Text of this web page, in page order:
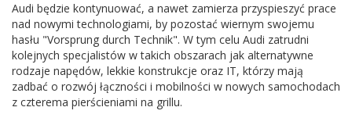
Audi będzie kontynuować, a nawet zamierza przyspieszyć prace
nad nowymi technologiami, by pozostać wiernym swojemu
hasłu "Vorsprung durch Technik". W tym celu Audi zatrudni
kolejnych specjalistów w takich obszarach jak alternatywne
rodzaje napędów, lekkie konstrukcje oraz IT, którzy mają
zadbać o rozwój łączności i mobilności w nowych samochodach
z czterema pierścieniami na grillu.